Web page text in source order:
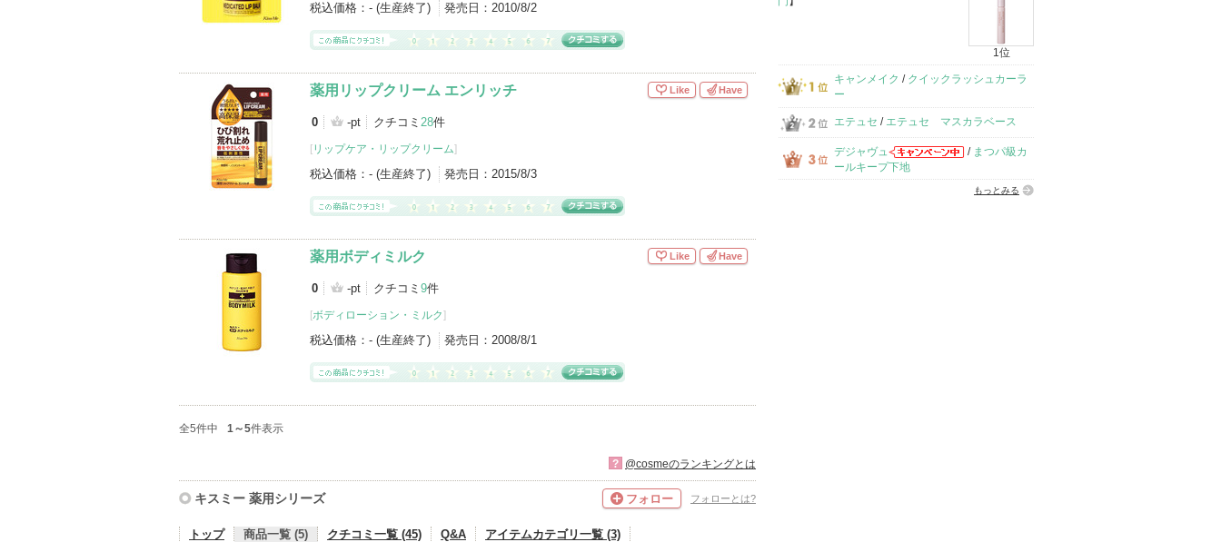
税込価格： - (生産終了) 発売日： 2010/8/2
薬用リップクリーム エンリッチ
0 -pt クチコミ 28件
[ リップケア・リップクリーム]
税込価格： - (生産終了) 発売日： 2015/8/3
Like Have
薬用ボディミルク
0 -pt クチコミ 9件
[ボディローション・ミルク]
税込価格： - (生産終了) 発売日： 2008/8/1
Like Have
全5件中 1～5件表示
? @cosmeのランキングとは
キスミー 薬用シリーズ フォロー フォローとは?
トップ 商品一覧 (5) クチコミ一覧 (45) Q&A アイテムカテゴリ一覧 (3)
1位
キャンメイク / クイックラッシュカーラ
ー
エテュセ / エテュセ マスカラベース
デジャヴュ / まつパ級カ
ールキープ下地
もっとみる